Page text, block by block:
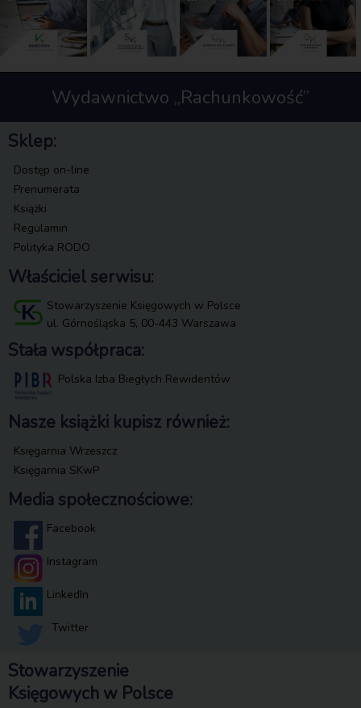
Wydawnictwo „Rachunkowość”
Sklep:
Dostęp on-line
Prenumerata
Książki
Regulamin
Polityka RODO
Właściciel serwisu:
Stowarzyszenie Księgowych w Polsce
ul. Górnośląska 5, 00-443 Warszawa
Stała współpraca:
Polska Izba Biegłych Rewidentów
Nasze książki kupisz również:
Księgarnia Wrzeszcz
Księgarnia SKwP
Media społecznościowe:
Facebook
Instagram
LinkedIn
Twitter
Stowarzyszenie
Księgowych w Polsce